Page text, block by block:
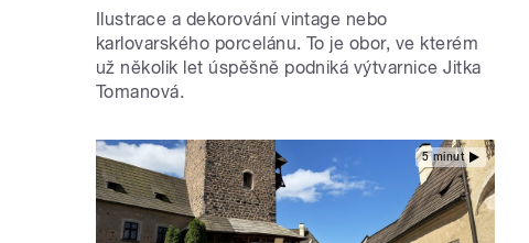
Ilustrace a dekorování vintage nebo
karlovarského porcelánu. To je obor, ve kterém
už několik let úspěšně podniká výtvarnice Jitka
Tomanová.
5 minut